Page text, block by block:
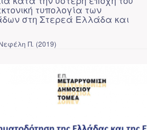
τυπολογία των
στη Στερεά Ελλάδα και
Π. (2019)